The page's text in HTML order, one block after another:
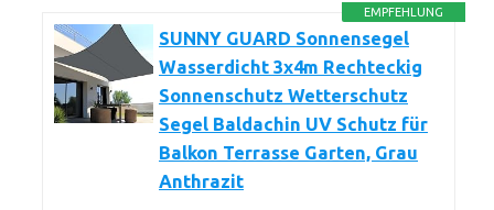
EMPFEHLUNG
SUNNY GUARD Sonnensegel
Wasserdicht 3x4m Rechteckig
Sonnenschutz Wetterschutz
Segel Baldachin UV Schutz für
Balkon Terrasse Garten, Grau
Anthrazit